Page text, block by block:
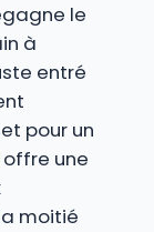
le
à
entré
pour un
une
moitié